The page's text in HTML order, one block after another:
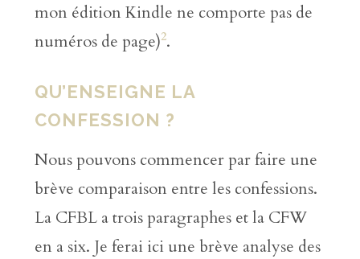
mon édition Kindle ne comporte pas de
numéros de page)2.
QU’ENSEIGNE LA
CONFESSION ?
Nous pouvons commencer par faire une
brève comparaison entre les confessions.
La CFBL a trois paragraphes et la CFW
en a six. Je ferai ici une brève analyse des